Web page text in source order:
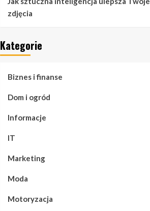
zdjęcia
Kategorie
Biznes i finanse
Dom i ogród
Informacje
IT
Marketing
Moda
Motoryzacja